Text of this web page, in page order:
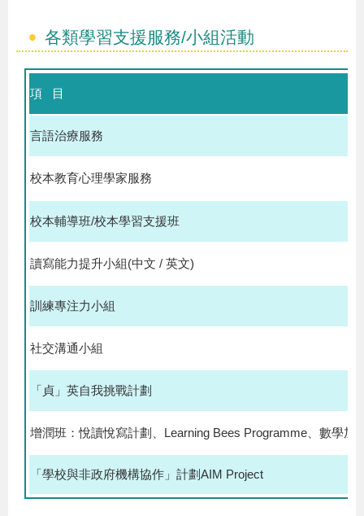
各類學習支援服務/小組活動
項 目
言語治療服務
校本教育心理學家服務
校本輔導班/校本學習支援班
讀寫能力提升小組(中文 / 英文)
訓練專注力小組
社交溝通小組
「貞」英自我挑戰計劃
增潤班：悅讀悅寫計劃、Learning Bees Programme、數學加
「學校與非政府機構協作」計劃AIM Project